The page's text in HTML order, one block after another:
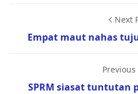
Next
Empat maut nahas
Previous
SPRM siasat tuntutan